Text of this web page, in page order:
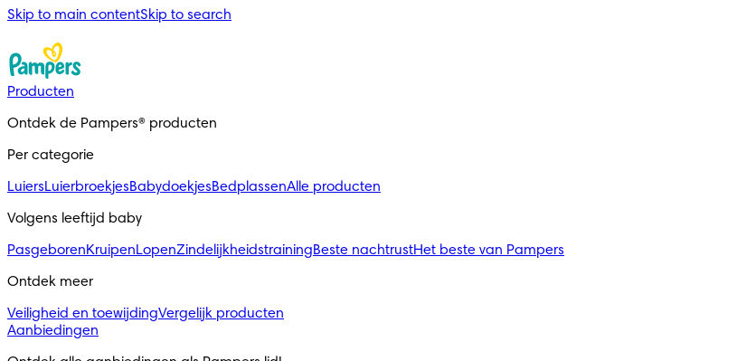
Skip to main contentSkip to search
Producten
Ontdek de Pampers® producten
Per categorie
LuiersLuierbroekjesBabydoekjesBedplassenAlle producten
Volgens leeftijd baby
PasgeborenKruipenLopenZindelijkheidstrainingBeste nachtrustHet beste van Pampers
Ontdek meer
Veiligheid en toewijdingVergelijk producten
Aanbiedingen